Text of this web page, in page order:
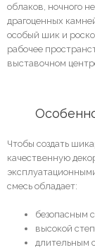
облаков, ночного
драгоценных
особый шик и
рабочее
выставочном
Чтобы создать
качественную
смесь обладает:
безопасным
высокой
длительным